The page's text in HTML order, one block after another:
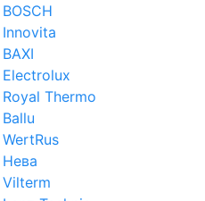
Thermo